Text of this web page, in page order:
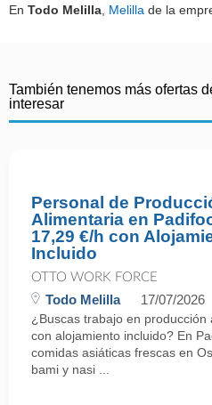
En Todo Melilla Melilla de la
También tenemos más ofertas
interesar
Personal de
Alimentaria en
17,29 €/h con
Incluido
OTTO WORK FORCE
Todo Melilla 17/07/2026
¿Buscas trabajo en
con alojamiento incluido? En
comidas asiáticas frescas en
bami y nasi ...